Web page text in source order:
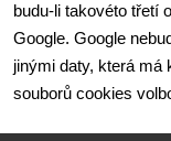
budu-li takovéto třetí
Google. Google
jinými daty, která má
souborů cookies